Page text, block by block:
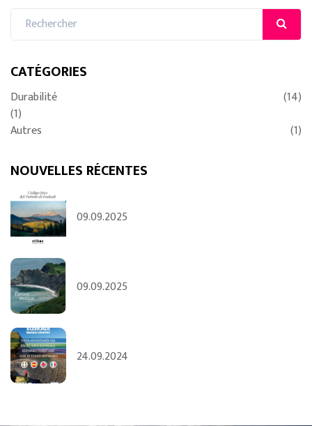
CATÉGORIES
Durabilité
(14)
(1)
Autres
(1)
NOUVELLES RÉCENTES
09.09.2025
09.09.2025
24.09.2024